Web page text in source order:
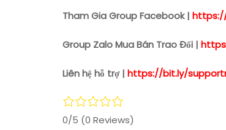
Tham Gia Group Facebook |
Group Zalo Mua Bán Trao Đổi |
Liên hệ hỗ trợ | https://bit.ly/
0/5 (0 Reviews)